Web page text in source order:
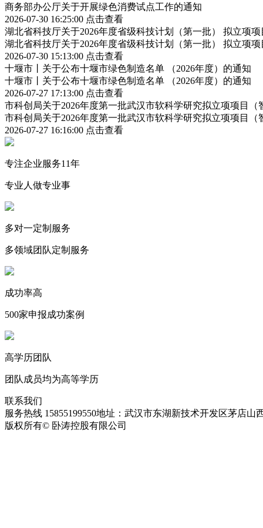
商务部办公厅关于开展绿色消费试点工作的通知
2026-07-30 16:25:00 点击查看
湖北省科技厅关于2026年度省级科技计划（第一批） 拟立项
湖北省科技厅关于2026年度省级科技计划（第一批） 拟立项
2026-07-30 15:13:00 点击查看
十堰市丨关于公布十堰市绿色制造名单 （2026年度）的通知
十堰市丨关于公布十堰市绿色制造名单 （2026年度）的通知
2026-07-27 17:13:00 点击查看
市科创局关于2026年度第一批武汉市软科学研究拟立项项目
市科创局关于2026年度第一批武汉市软科学研究拟立项项目
2026-07-27 16:16:00 点击查看
专注企业服务11年
专业人做专业事
多对一定制服务
多领域团队定制服务
成功率高
500家申报成功案例
高学历团队
团队成员均为高等学历
联系我们
服务热线 15855199550地址：武汉市东湖新技术开发区茅店山
版权所有© 卧涛控股有限公司